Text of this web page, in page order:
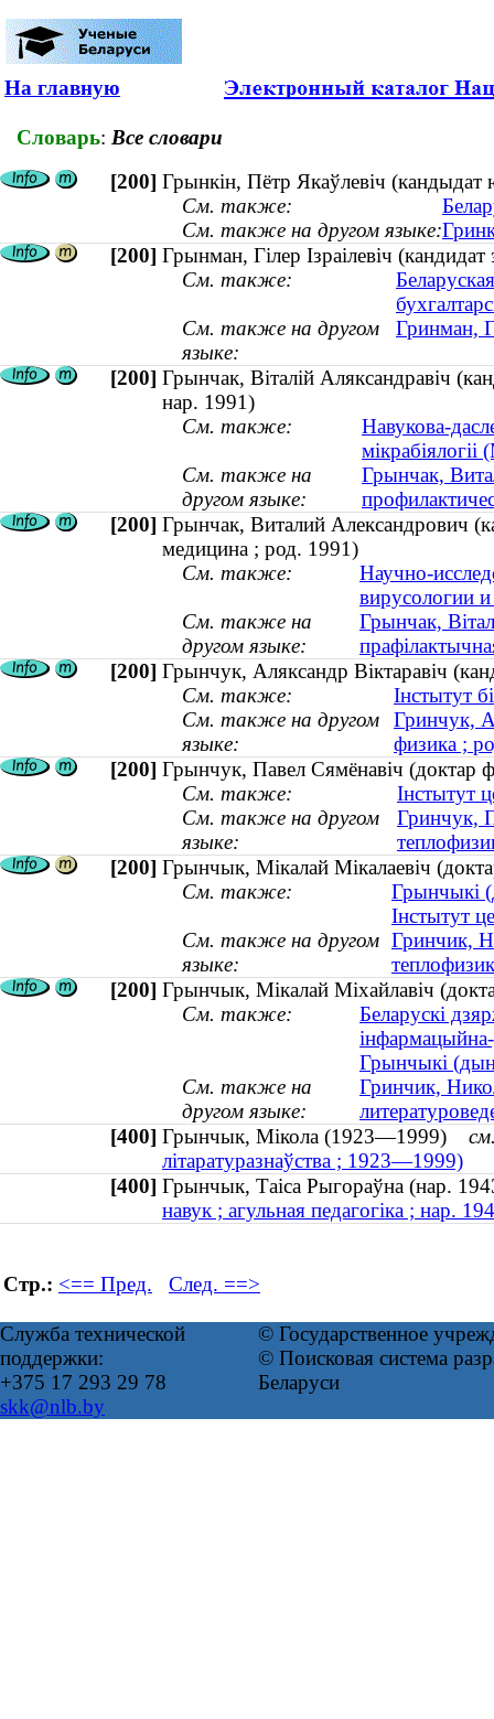
На главную
Словарь: Все словари
[200] Грынкін, Пётр Якаўлевіч
См. также:
См. также на другом языке:
[200] Грынман, Гілер Ізраілевіч
См. также:
См. также на другом
языке:
Гринман,
[200] Грынчак, Віталій Аляксандравіч
нар. 1991)
См. также:
Навукова-
мікрабіялогіі
См. также на
другом языке:
Грынчак,
[200] Грынчак, Виталий Александрович
медицина ; род. 1991)
См. также:
Научно-
вирусологии
См. также на
другом языке:
Грынчак,
[200] Грынчук, Аляксандр Віктаравіч
См. также:
Інстытут
См. также на другом
языке:
Гринчук,
физика ;
[200] Грынчук, Павел Сямёнавіч (доктар
См. также:
Інстытут
См. также на другом
языке:
Гринчук,
[200] Грынчык, Мікалай Мікалаевіч
См. также:
Грынчыкі
Інстытут
См. также на другом
языке:
Гринчик,
[200] Грынчык, Мікалай Міхайлавіч
См. также:
Беларускі
Грынчыкі
См. также на
другом языке:
Гринчик,
[400] Грынчык, Мікола (1923—1999)
літаратуразнаўства ; 1923—1999)
[400] Грынчык, Таіса Рыгораўна (нар.
навук ; агульная педагогіка ; нар.
Стр.: <== Пред. След. ==>
Служба технической
поддержки:
+375 17 293 29 78
skk@nlb.by
© Государственное
© Поисковая система
Беларуси